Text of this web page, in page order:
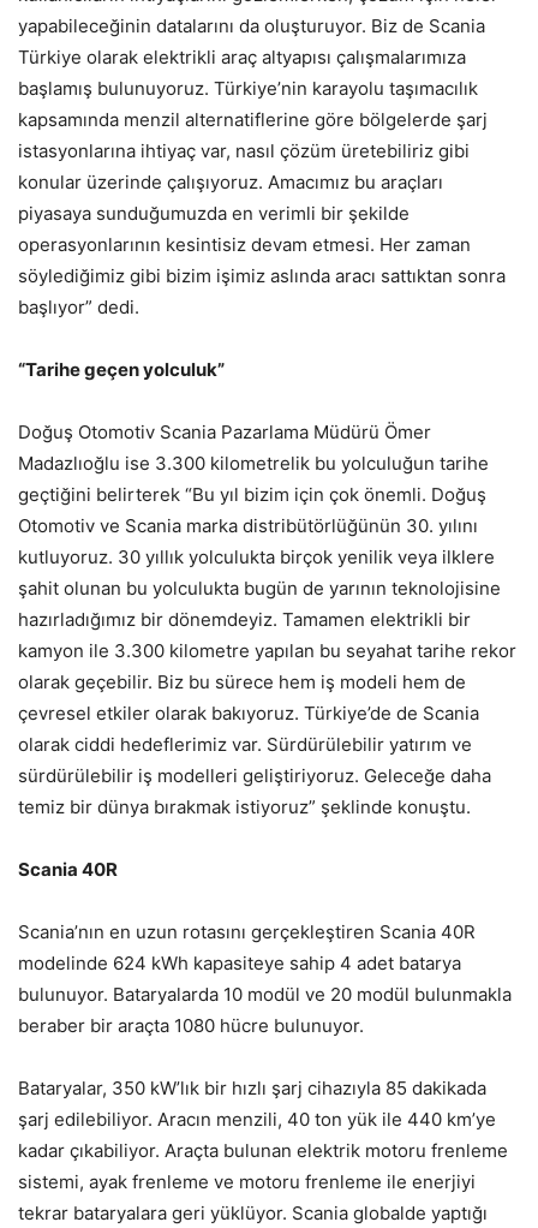
yapabileceğinin datalarını da oluşturuyor. Biz de Scania
Türkiye olarak elektrikli araç altyapısı çalışmalarımıza
başlamış bulunuyoruz. Türkiye’nin karayolu taşımacılık
kapsamında menzil alternatiflerine göre bölgelerde şarj
istasyonlarına ihtiyaç var, nasıl çözüm üretebiliriz gibi
konular üzerinde çalışıyoruz. Amacımız bu araçları
piyasaya sunduğumuzda en verimli bir şekilde
operasyonlarının kesintisiz devam etmesi. Her zaman
söylediğimiz gibi bizim işimiz aslında aracı sattıktan sonra
başlıyor” dedi.
“Tarihe geçen yolculuk”
Doğuş Otomotiv Scania Pazarlama Müdürü Ömer
Madazlıoğlu ise 3.300 kilometrelik bu yolculuğun tarihe
geçtiğini belirterek “Bu yıl bizim için çok önemli. Doğuş
Otomotiv ve Scania marka distribütörlüğünün 30. yılını
kutluyoruz. 30 yıllık yolculukta birçok yenilik veya ilklere
şahit olunan bu yolculukta bugün de yarının teknolojisine
hazırladığımız bir dönemdeyiz. Tamamen elektrikli bir
kamyon ile 3.300 kilometre yapılan bu seyahat tarihe rekor
olarak geçebilir. Biz bu sürece hem iş modeli hem de
çevresel etkiler olarak bakıyoruz. Türkiye’de de Scania
olarak ciddi hedeflerimiz var. Sürdürülebilir yatırım ve
sürdürülebilir iş modelleri geliştiriyoruz. Geleceğe daha
temiz bir dünya bırakmak istiyoruz” şeklinde konuştu.
Scania 40R
Scania’nın en uzun rotasını gerçekleştiren Scania 40R
modelinde 624 kWh kapasiteye sahip 4 adet batarya
bulunuyor. Bataryalarda 10 modül ve 20 modül bulunmakla
beraber bir araçta 1080 hücre bulunuyor.
Bataryalar, 350 kW’lık bir hızlı şarj cihazıyla 85 dakikada
şarj edilebiliyor. Aracın menzili, 40 ton yük ile 440 km’ye
kadar çıkabiliyor. Araçta bulunan elektrik motoru frenleme
sistemi, ayak frenleme ve motoru frenleme ile enerjiyi
tekrar bataryalara geri yüklüyor. Scania globalde yaptığı